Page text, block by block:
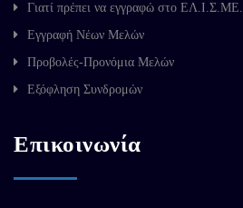
Γιατί πρέπει να εγγραφώ στο ΕΛ.Ι.Σ.ΜΕ.
Εγγραφή Νέων Μελών
Προβολές-Προνόμια Μελών
Εξόφληση Συνδρομών
Επικοινωνία